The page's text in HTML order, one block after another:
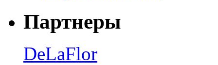
Партнеры
DeLaFlor